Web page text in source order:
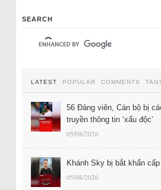
SEARCH
LATEST POPULAR COMMENTS
56 Đảng viên, Cán bộ bị
truyền thông tin ‘xấu độc’
05/08/2026
Khánh Sky bị bắt khẩn
05/08/2026